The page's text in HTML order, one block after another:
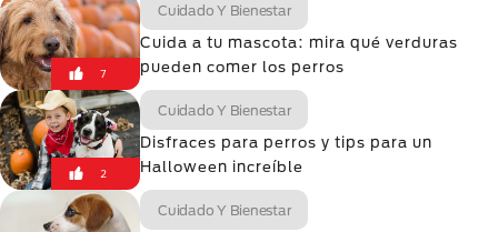
7
Cuidado Y Bienestar
Cuida a tu mascota: mira qué verduras
pueden comer los perros
2
Cuidado Y Bienestar
Disfraces para perros y tips para un
Halloween increíble
Cuidado Y Bienestar